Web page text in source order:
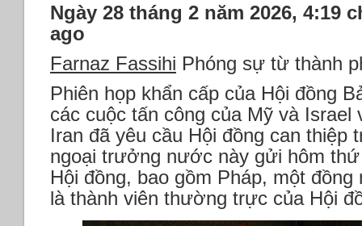
Ngày 28 tháng 2 năm 2026, 4:19
ago
Farnaz Fassihi Phóng sự từ thành
Phiên họp khẩn cấp của Hội đồng
các cuộc tấn công của Mỹ và Israel
Iran đã yêu cầu Hội đồng can thiệp
ngoại trưởng nước này gửi hôm
Hội đồng, bao gồm Pháp, một
là thành viên thường trực của Hội